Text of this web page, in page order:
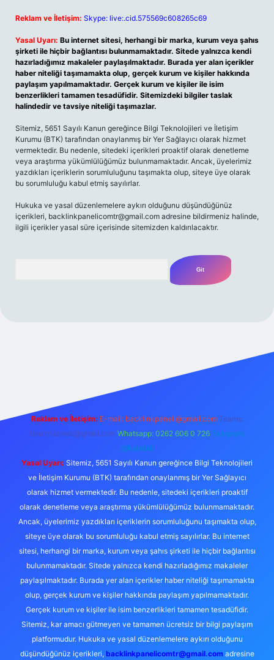
Reklam ve İletişim: Skype: live:.cid.575569c608265c69
Yasal Uyarı: Bu internet sitesi, herhangi bir marka, kurum veya şahıs
şirketi ile hiçbir bağlantısı bulunmamaktadır. Sitede yalnızca kendi
hazırladığımız makaleler paylaşılmaktadır. Burada yer alan içerikler
haber niteliği taşımamakta olup, gerçek kurum ve kişiler hakkında
paylaşım yapılmamaktadır. Gerçek kurum ve kişiler ile isim
benzerlikleri tamamen tesadüfidir. Sitemizdeki bilgiler taslak
halindedir ve tavsiye niteliği taşımazlar.
Sitemiz, 5651 Sayılı Kanun gereğince Bilgi Teknolojileri ve İletişim
Kurumu (BTK) tarafından onaylanmış bir Yer Sağlayıcı olarak hizmet
vermektedir. Bu nedenle, sitedeki içerikleri proaktif olarak denetleme
veya araştırma yükümlülüğümüz bulunmamaktadır. Ancak, üyelerimiz
yazdıkları içeriklerin sorumluluğunu taşımakta olup, siteye üye olarak
bu sorumluluğu kabul etmiş sayılırlar.
Hukuka ve yasal düzenlemelere aykırı olduğunu düşündüğünüz
içerikleri, backlinkpanelicomtr@gmail.com adresine bildirmeniz halinde,
ilgili içerikler yasal süre içerisinde sitemizden kaldırılacaktır.
Reklam ve İletişim: E-mail: backlinkpaneli@gmail.com Teams:
forumhizmeti@gmail.com Whatsapp: 0262 606 0 726 Telegram:
@karabul
Yasal Uyarı: Sitemiz, 5651 Sayılı Kanun gereğince Bilgi Teknolojileri
ve İletişim Kurumu (BTK) tarafından onaylanmış bir Yer Sağlayıcı
olarak hizmet vermektedir. Bu nedenle, sitedeki içerikleri proaktif
olarak denetleme veya araştırma yükümlülüğümüz bulunmamaktadır.
Ancak, üyelerimiz yazdıkları içeriklerin sorumluluğunu taşımakta olup,
siteye üye olarak bu sorumluluğu kabul etmiş sayılırlar. Bu internet
sitesi, herhangi bir marka, kurum veya şahıs şirketi ile hiçbir bağlantısı
bulunmamaktadır. Sitede yalnızca kendi hazırladığımız makaleler
paylaşılmaktadır. Burada yer alan içerikler haber niteliği taşımamakta
olup, gerçek kurum ve kişiler hakkında paylaşım yapılmamaktadır.
Gerçek kurum ve kişiler ile isim benzerlikleri tamamen tesadüfidir.
Sitemiz, kar amacı gütmeyen ve tamamen ücretsiz bir bilgi paylaşım
platformudur. Hukuka ve yasal düzenlemelere aykırı olduğunu
düşündüğünüz içerikleri, backlinkpanelicomtr@gmail.comadresine